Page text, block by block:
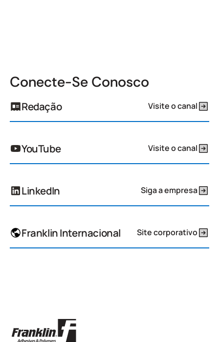
Conecte-Se Conosco
Redação Visite o canal
YouTube Visite o canal
LinkedIn Siga a empresa
Franklin Internacional Site corporativo